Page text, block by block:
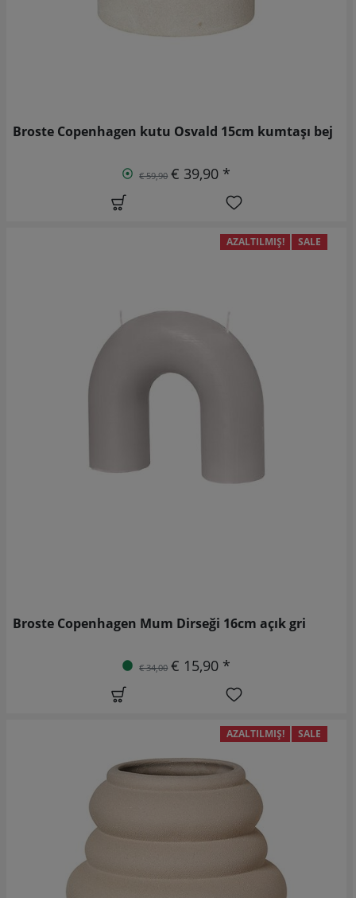
Broste Copenhagen kutu Osvald 15cm kumtaşı bej
€ 59,90 € 39,90 *
AZALTILMIŞ! SALE
Broste Copenhagen Mum Dirseği 16cm açık gri
€ 34,00 € 15,90 *
AZALTILMIŞ! SALE